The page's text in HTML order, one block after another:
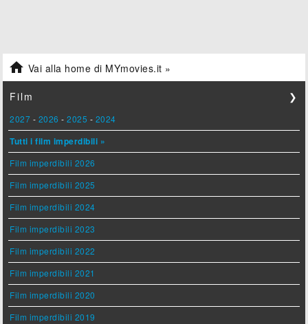
 Vai alla home di MYmovies.it »
Film ❯
2027 - 2026 -2025 - 2024
Tutti i film imperdibili »
Film imperdibili 2026
Film imperdibili 2025
Film imperdibili 2024
Film imperdibili 2023
Film imperdibili 2022
Film imperdibili 2021
Film imperdibili 2020
Film imperdibili 2019